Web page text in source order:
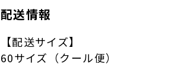
配送情報
【配送サイズ】
60サイズ（クール便）